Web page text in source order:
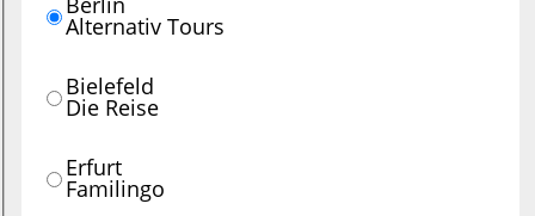
Alternativ Tours
Bielefeld
Die Reise
Erfurt
Familingo